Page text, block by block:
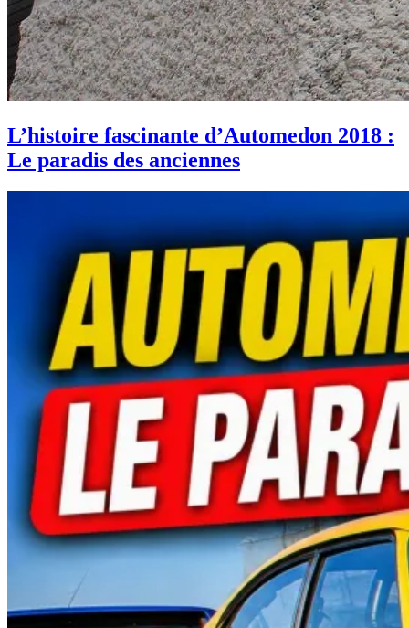
L’histoire fascinante d’Automedon 2018 :
Le paradis des anciennes